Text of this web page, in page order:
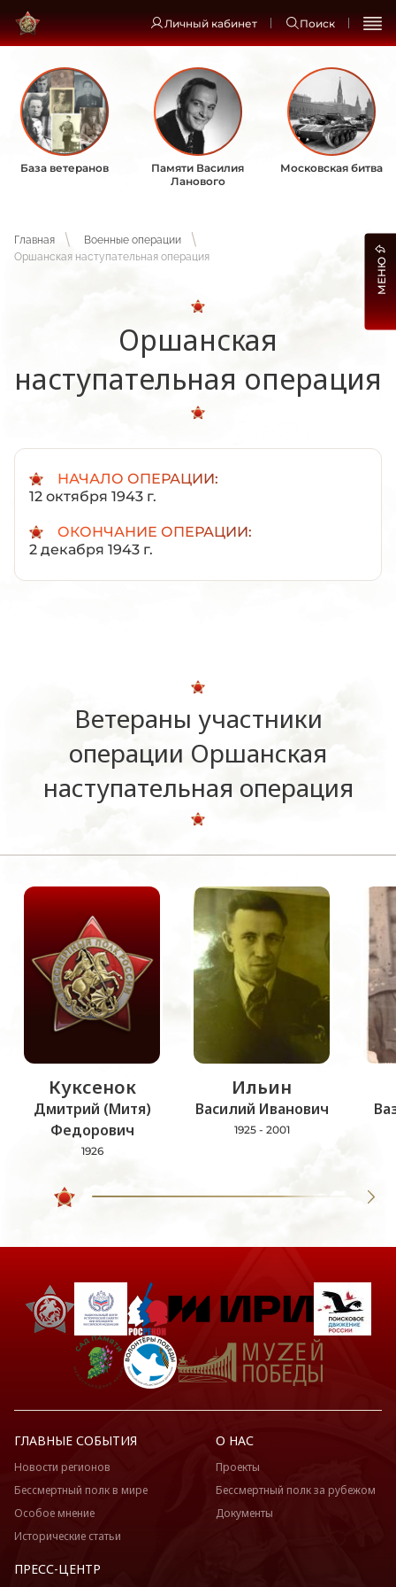
Личный кабинет Поиск
База ветеранов
Памяти Василия
Ланового
Московская битва
Главная
Военные операции
Оршанская наступательная операция
Оршанская
наступательная операция
НАЧАЛО ОПЕРАЦИИ:
12 октября 1943 г.
ОКОНЧАНИЕ ОПЕРАЦИИ:
2 декабря 1943 г.
Ветераны участники
операции Оршанская
наступательная операция
Куксенок
Дмитрий (Митя)
Федорович
1926
Ильин
Василий Иванович
1925 - 2001
МЕНЮ
ГЛАВНЫЕ СОБЫТИЯ
Новости регионов
Бессмертный полк в мире
Особое мнение
Исторические статьи
О НАС
Проекты
Бессмертный полк за рубежом
Документы
ПРЕСС-ЦЕНТР